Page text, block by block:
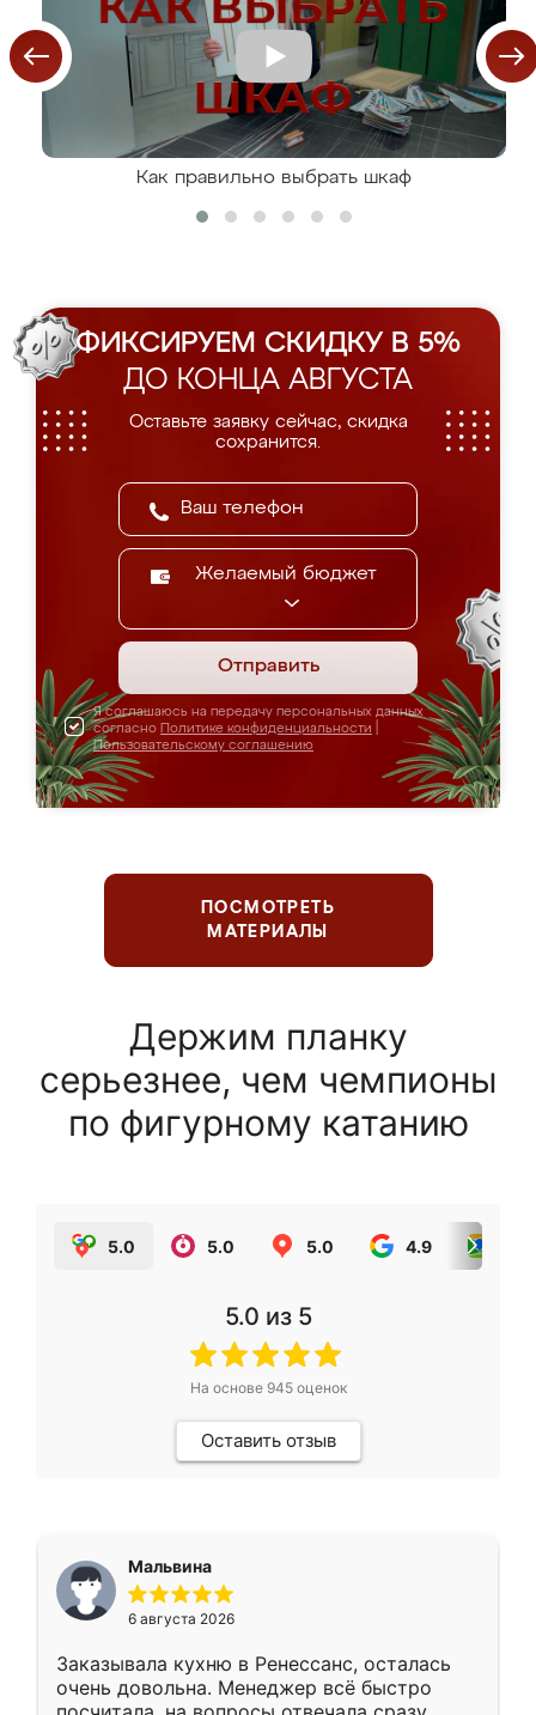
Как правильно выбрать шкаф
ФИКСИРУЕМ СКИДКУ В 5%
ДО КОНЦА АВГУСТА
Оставьте заявку сейчас, скидка
сохранится.
Желаемый бюджет
Отправить
Я соглашаюсь на передачу персональных данных
согласно Политике конфиденциальности
Пользовательскому соглашению
ПОСМОТРЕТЬ
МАТЕРИАЛЫ
Держим планку
серьезнее, чем чемпионы
по фигурному катанию
5.0 5.0 5.0 4.9
5.0 из 5
На основе 945оценок
Оставить отзыв
Мальвина
6 августа 2026
Заказывала кухню в Ренессанс, осталась
очень довольна. Менеджер всё быстро